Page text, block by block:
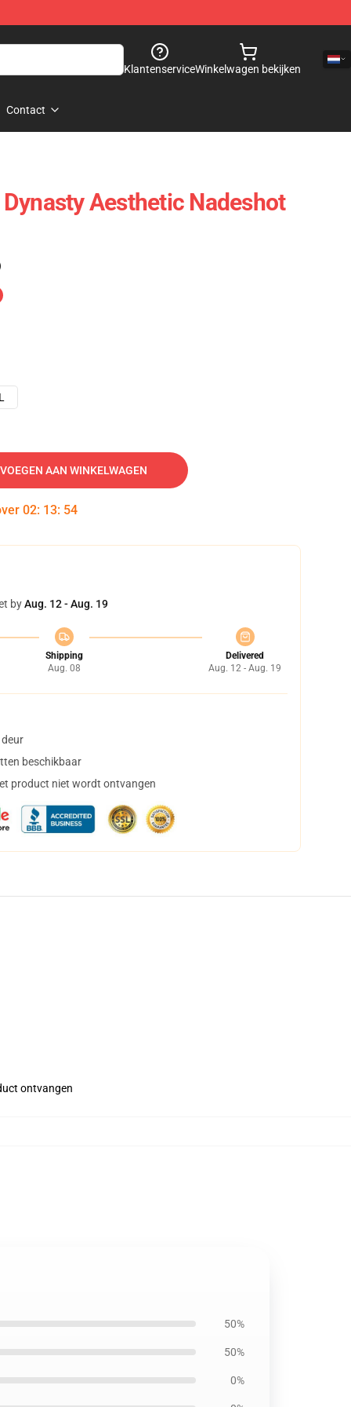
KlantenserviceWinkelwagen bekijken
Contact
Aesthetic Nadeshot
AAN WINKELWAGEN
02: 13: 53
byAug. 12 - Aug. 19
Shipping
Aug. 08
Delivered
Aug. 12 - Aug. 19
beschikbaar
product niet wordt ontvangen
ontvangen
50%
50%
0%